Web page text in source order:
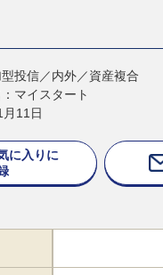
投信／内外／資産複合
マイスタート
11日
に入りに